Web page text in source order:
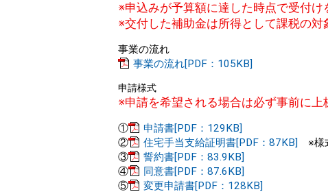
※申込みが予算額に達した時点で受付け
※交付した補助金は所得として課税の対
事業の流れ
事業の流れ[PDF：105KB]
申請様式
※申請を希望される場合は必ず事前に
①
申請書[PDF：129KB]
②
住宅手当支給証明書[PDF：87KB]
※様
③
誓約書[PDF：83.9KB]
④
同意書[PDF：87.6KB]
⑤
変更申請書[PDF：128KB]